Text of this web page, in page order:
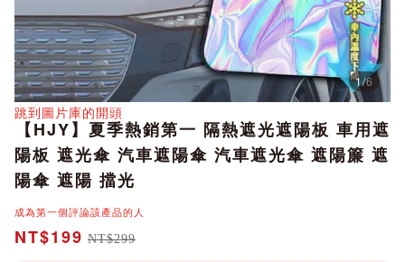
1/6
跳到圖片庫的開頭
分享
【HJY】夏季熱銷第一 隔熱遮光遮陽板 車用遮
陽板 遮光傘 汽車遮陽傘 汽車遮光傘 遮陽簾 遮
陽傘 遮陽 擋光
成為第一個評論該產品的人
NT$199 NT$299